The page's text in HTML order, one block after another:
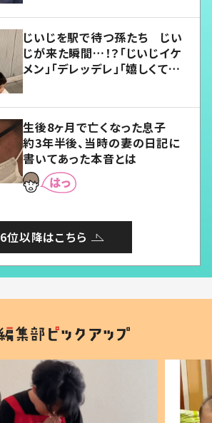
じいじを駅で待つ孫たち じい
じが来た瞬間…！？「じいじイケ
メン」「デレッデレ」「嬉しくて可
生後8ヶ月で亡くなった息子
約3年半後、当時の妻の日記に
書いてあった本音とは
6位以降はこちら